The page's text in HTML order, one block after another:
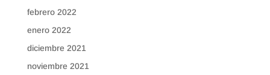
febrero 2022
enero 2022
diciembre 2021
noviembre 2021